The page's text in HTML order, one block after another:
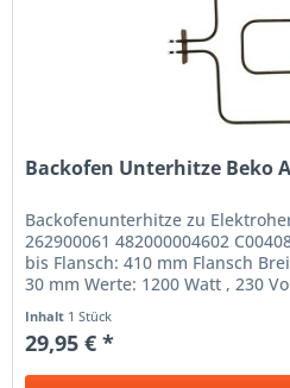
Backofen Unterhitze Beko
Backofenunterhitze zu
262900061 482000004602
bis Flansch: 410 mm Flansch
30 mm Werte: 1200 Watt , 230
Inhalt 1 Stück
29,95 € *